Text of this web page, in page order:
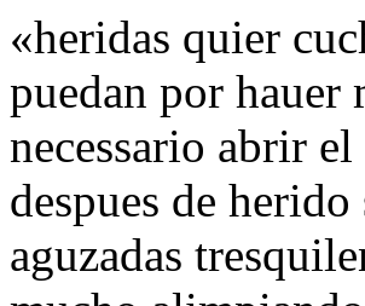
«heridas quier
puedan por hauer
necessario abrir
despues de
aguzadas